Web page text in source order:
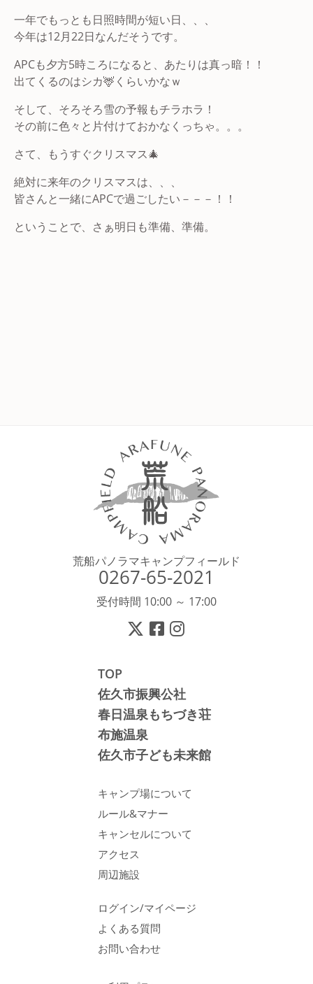
一年でもっとも日照時間が短い日、、、
今年は12月22日なんだそうです。
APCも夕方5時ころになると、あたりは真っ暗！！
出てくるのはシカ🦌くらいかなｗ
そして、そろそろ雪の予報もチラホラ！
その前に色々と片付けておかなくっちゃ。。。
さて、もうすぐクリスマス🎄
絶対に来年のクリスマスは、、、
皆さんと一緒にAPCで過ごしたい－－－！！
ということで、さぁ明日も準備、準備。
荒船パノラマキャンプフィールド
0267-65-2021
受付時間 10:00 ～ 17:00
TOP
佐久市振興公社
春日温泉もちづき荘
布施温泉
佐久市子ども未来館
キャンプ場について
ルール&マナー
キャンセルについて
アクセス
周辺施設
ログイン/マイページ
よくある質問
お問い合わせ